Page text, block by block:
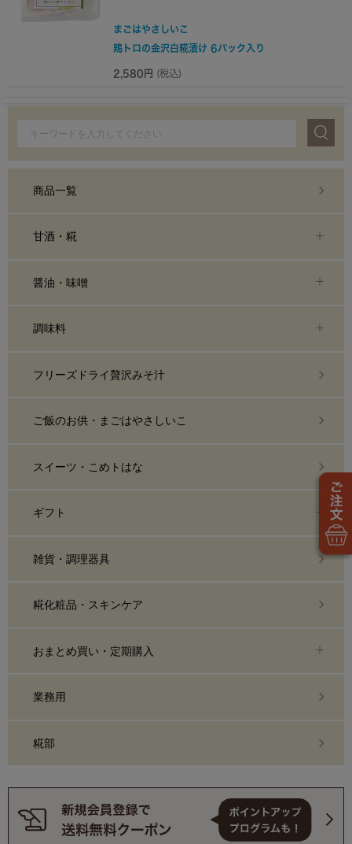
まごはやさしいこ
鶏トロの金沢白糀漬け 6パック入り
2,580円 (税込)
商品一覧
甘酒・糀
醤油・味噌
調味料
フリーズドライ贅沢みそ汁
ご飯のお供・まごはやさしいこ
スイーツ・こめトはな
ギフト
雑貨・調理器具
糀化粧品・スキンケア
おまとめ買い・定期購入
業務用
糀部